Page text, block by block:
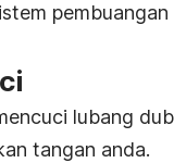
pembuangan
lubang
tangan anda.